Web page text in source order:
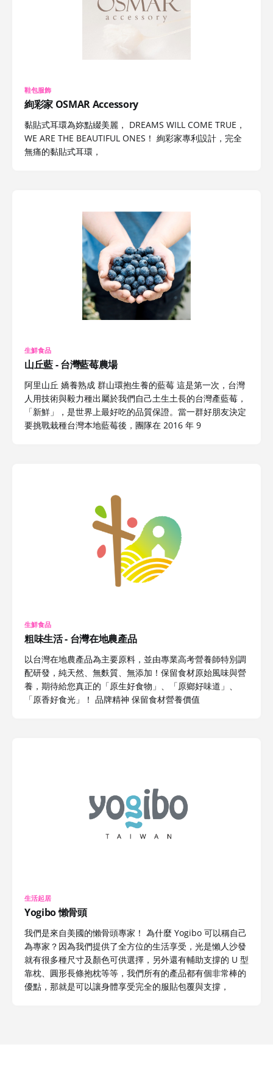
鞋包服飾
絢彩家 OSMAR Accessory
黏貼式耳環為妳點綴美麗， DREAMS WILL COME TRUE，
WE ARE THE BEAUTIFUL ONES！ 絢彩家專利設計，完全
無痛的黏貼式耳環，
生鮮食品
山丘藍 - 台灣藍莓農場
阿里山丘 嬌養熟成 群山環抱生養的藍莓 這是第一次，台灣
人用技術與毅力種出屬於我們自己土生土長的台灣產藍莓，
「新鮮」，是世界上最好吃的品質保證。當一群好朋友決定
要挑戰栽種台灣本地藍莓後，團隊在 2016 年 9
生鮮食品
粗味生活 - 台灣在地農產品
以台灣在地農產品為主要原料，並由專業高考營養師特別調
配研發，純天然、無麩質、無添加！保留食材原始風味與營
養，期待給您真正的「原生好食物」、「原鄉好味道」、
「原香好食光」！ 品牌精神 保留食材營養價值
生活起居
Yogibo 懶骨頭
我們是來自美國的懶骨頭專家！ 為什麼 Yogibo 可以稱自己
為專家？因為我們提供了全方位的生活享受，光是懶人沙發
就有很多種尺寸及顏色可供選擇，另外還有輔助支撐的 U 型
靠枕、圓形長條抱枕等等，我們所有的產品都有個非常棒的
優點，那就是可以讓身體享受完全的服貼包覆與支撐，